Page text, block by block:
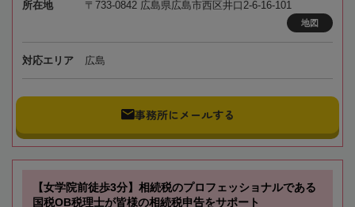
所在地 〒733-0842 広島県広島市西区井口2-6-16-101
地図
対応エリア 広島
事務所にメールする
【女学院前徒歩3分】相続税のプロフェッショナルである
国税OB税理士が皆様の相続税申告をサポート